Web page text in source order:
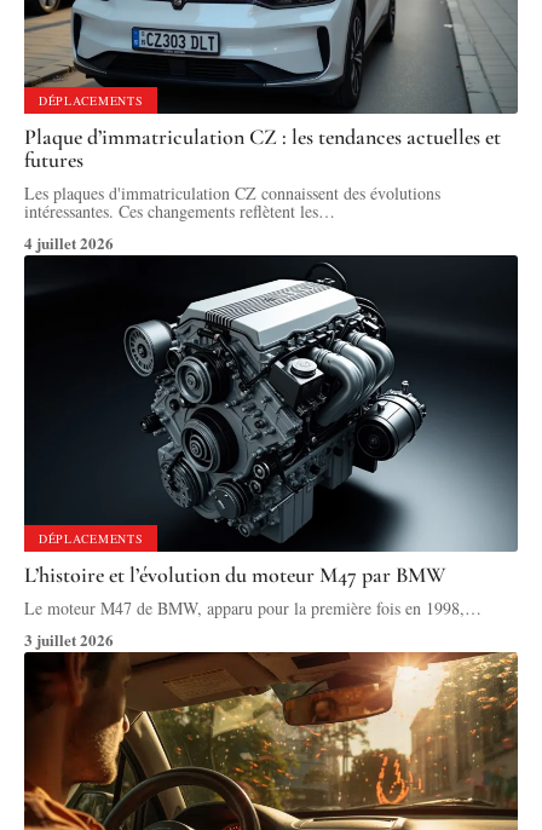
DÉPLACEMENTS
Plaque d’immatriculation CZ : les tendances actuelles et
futures
Les plaques d'immatriculation CZ connaissent des évolutions
intéressantes. Ces changements reflètent les…
4 juillet 2026
DÉPLACEMENTS
L’histoire et l’évolution du moteur M47 par BMW
Le moteur M47 de BMW, apparu pour la première fois en 1998, …
3 juillet 2026